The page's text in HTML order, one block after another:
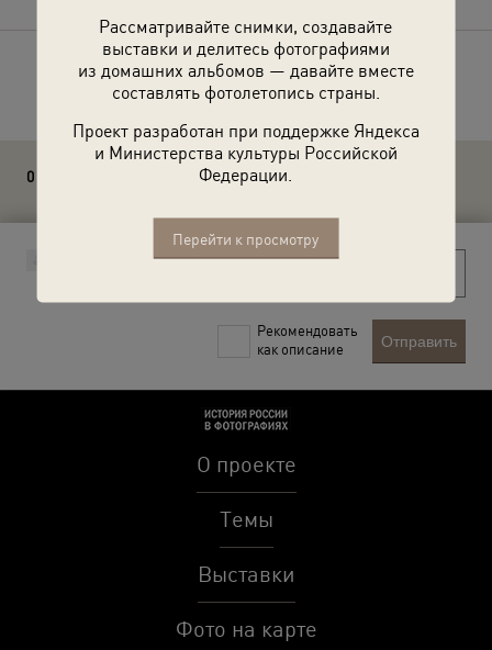
Рассматривайте снимки, создавайте
выставки и делитесь фотографиями
из домашних альбомов — давайте вместе
составлять фотолетопись страны.
Проект разработан при поддержке Яндекса
и Министерства культуры Российской
Федерации.
Перейти к просмотру
Расскажите друзьям об этом фото
0 комментариев
Рекомендовать
как описание
Отправить
О проекте
Темы
Выставки
Фото на карте